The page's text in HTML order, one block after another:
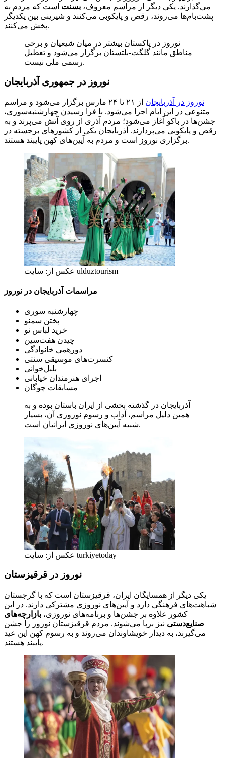
می‌گذارند. یکی دیگر از مراسم معروف، بسنت است که مردم به
پشت‌بام‌ها می‌روند، رقص و پایکوبی می‌کنند و شیرینی بین یکدیگر
پخش می‌کنند.
نوروز در پاکستان بیشتر در میان شیعیان و برخی
مناطق مانند گلگت-بلتستان برگزار می‌شود و تعطیل
رسمی ملی نیست.
نوروز در جمهوری آذربایجان
نوروز در آذربایجان
از ۲۱ تا ۲۴ مارس برگزار می‌شود و مراسم
متنوعی در این ایام اجرا می‌شود. با فرا رسیدن چهارشنبه‌سوری،
جشن‌ها در باکو آغاز می‌شود؛ مردم آذری از روی آتش می‌پرند و به
رقص و پایکوبی می‌پردازند. آذربایجان یکی از کشورهای برجسته در
برگزاری نوروز است و مردم به آیین‌های کهن پایبند هستند.
عکس از: سایت ulduztourism
مراسمات آذربایجان در نوروز
چهارشنبه سوری
پختن سمنو
خرید لباس نو
چیدن هفت‌سین
دورهمی خانوادگی
کنسرت‌های موسیقی سنتی
بلبل‌خوانی
اجرای هنرمندان خیابانی
مسابقات چوگان
آذربایجان در گذشته بخشی از ایران باستان بوده و به
همین دلیل مراسم، آداب و رسوم نوروزی آن، بسیار
شبیه آیین‌های نوروزی ایرانیان است.
عکس از: سایت turkiyetoday
نوروز در قرقیزستان
یکی دیگر از همسایگان ایران، قرقیزستان است که با گرجستان
شباهت‌های فرهنگی دارد و آیین‌های نوروزی مشترکی دارند. در این
کشور علاوه بر جشن‌ها و برنامه‌های نوروزی، بازارچه‌های
صنایع‌دستی نیز برپا می‌شوند. مردم قرقیزستان نوروز را جشن
می‌گیرند، به دیدار خویشاوندان می‌روند و به رسوم کهن این عید
پایبند هستند.